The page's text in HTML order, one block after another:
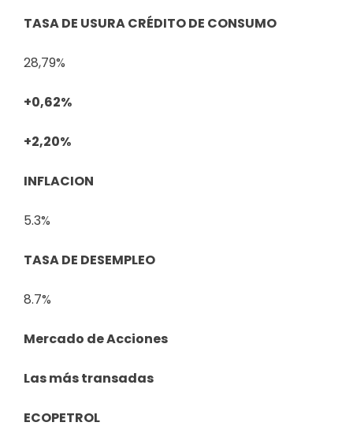
TASA DE USURA CRÉDITO DE CONSUMO
28,79%
+0,62%
+2,20%
INFLACION
5.3%
TASA DE DESEMPLEO
8.7%
Mercado de Acciones
Las más transadas
ECOPETROL